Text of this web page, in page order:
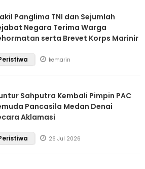
Panglima TNI dan Sejumlah
Negara Terima Warga
serta Brevet Korps Marinir
kemarin
Sahputra Kembali Pimpin PAC
Pancasila Medan Denai
Aklamasi
26 Jul 2026